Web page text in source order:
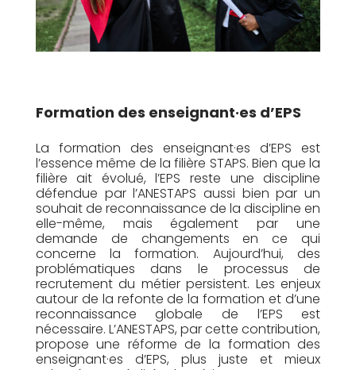
Formation des enseignant·es d’EPS
La formation des enseignant·es d’EPS est
l’essence même de la filière STAPS. Bien que la
filière ait évolué, l’EPS reste une discipline
défendue par l’ANESTAPS aussi bien par un
souhait de reconnaissance de la discipline en
elle-même, mais également par une
demande de changements en ce qui
concerne la formation. Aujourd’hui, des
problématiques dans le processus de
recrutement du métier persistent. Les enjeux
autour de la refonte de la formation et d’une
reconnaissance globale de l’EPS est
nécessaire. L’ANESTAPS, par cette contribution,
propose une réforme de la formation des
enseignant·es d’EPS, plus juste et mieux